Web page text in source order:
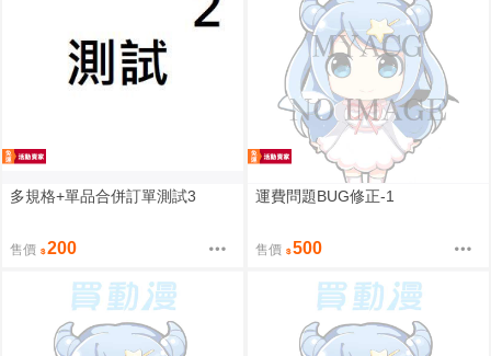
多規格+單品合併訂單測試3
售價 200
運費問題BUG修正-1
售價 500